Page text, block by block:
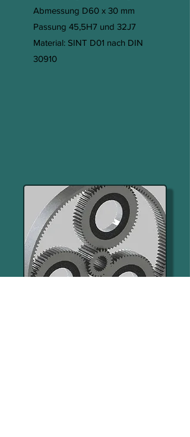
Abmessung D60 x 30 mm
Passung 45,5H7 und 32J7
Material: SINT D01 nach DIN
30910